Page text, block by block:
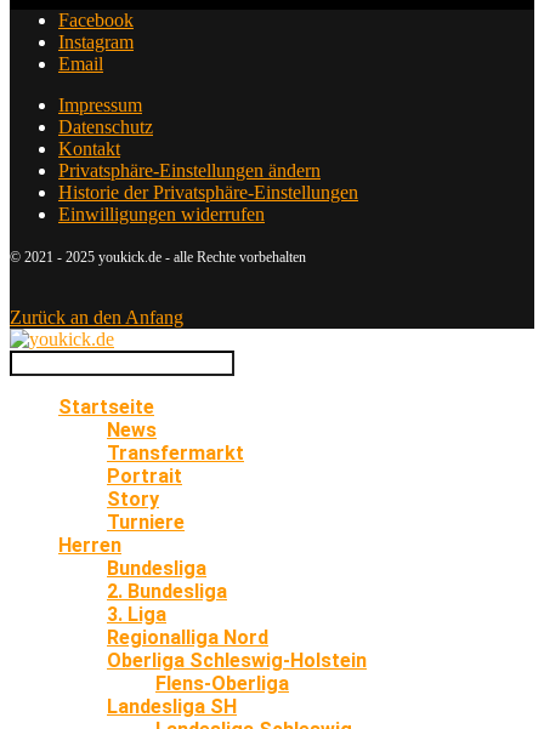
Facebook
Instagram
Email
Impressum
Datenschutz
Kontakt
Privatsphäre-Einstellungen ändern
Historie der Privatsphäre-Einstellungen
Einwilligungen widerrufen
© 2021 - 2025 youkick.de - alle Rechte vorbehalten
Zurück an den Anfang
Startseite
News
Transfermarkt
Portrait
Story
Turniere
Herren
Bundesliga
2. Bundesliga
3. Liga
Regionalliga Nord
Oberliga Schleswig-Holstein
Flens-Oberliga
Landesliga SH